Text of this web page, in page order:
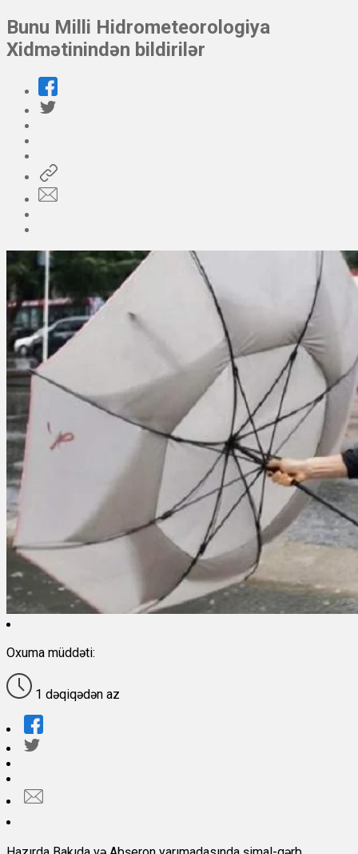
Bunu Milli Hidrometeorologiya
Xidmətinindən bildirilər
Oxuma müddəti:
1 dəqiqədən az